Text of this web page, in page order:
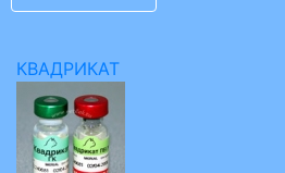
КВАДРИКАТ